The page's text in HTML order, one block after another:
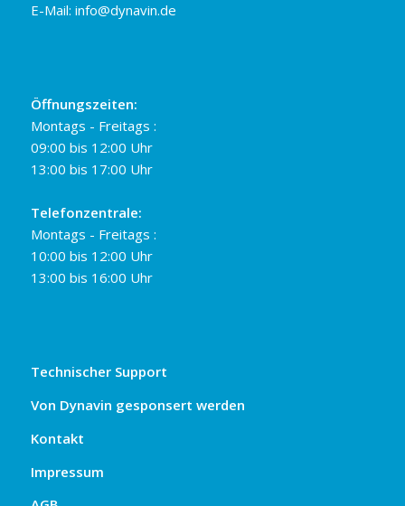
E-Mail: info@dynavin.de
Öffnungszeiten:
Montags - Freitags :
09:00 bis 12:00 Uhr
13:00 bis 17:00 Uhr
Telefonzentrale:
Montags - Freitags :
10:00 bis 12:00 Uhr
13:00 bis 16:00 Uhr
Technischer Support
Von Dynavin gesponsert werden
Kontakt
Impressum